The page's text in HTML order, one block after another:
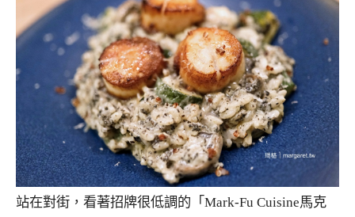
站在對街，看著招牌很低調的「Mark-Fu Cuisine馬克